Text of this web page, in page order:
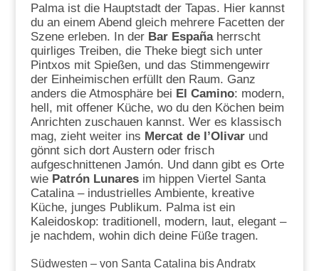
Palma ist die Hauptstadt der Tapas. Hier kannst
du an einem Abend gleich mehrere Facetten der
Szene erleben. In der Bar Españaherrscht
quirliges Treiben, die Theke biegt sich unter
Pintxos mit Spießen, und das Stimmengewirr
der Einheimischen erfüllt den Raum. Ganz
anders die Atmosphäre bei El Camino: modern,
hell, mit offener Küche, wo du den Köchen beim
Anrichten zuschauen kannst. Wer es klassisch
mag, zieht weiter ins Mercat de l’Olivarund
gönnt sich dort Austern oder frisch
aufgeschnittenen Jamón. Und dann gibt es Orte
wie Patrón Lunaresim hippen Viertel Santa
Catalina – industrielles Ambiente, kreative
Küche, junges Publikum. Palma ist ein
Kaleidoskop: traditionell, modern, laut, elegant –
je nachdem, wohin dich deine Füße tragen.
Südwesten – von Santa Catalina bis Andratx